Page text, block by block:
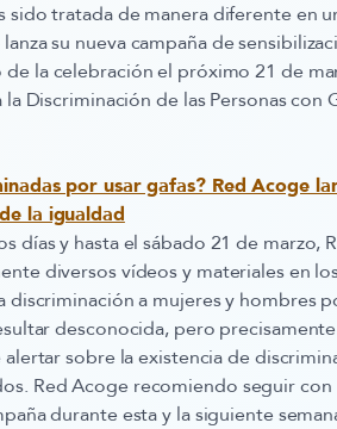
sido tratada de manera diferente en
su nueva campaña de
la celebración el próximo 21 de
Discriminación de las Personas con
por usar gafas? Red Acoge
la igualdad
días y hasta el sábado 21 de marzo,
diversos vídeos y materiales en
a mujeres y hombres
desconocida, pero
sobre la existencia de
Red Acoge recomiendo seguir
durante esta y la siguiente